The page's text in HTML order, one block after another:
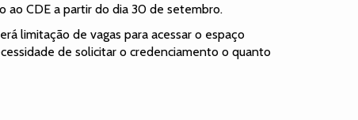
ao CDE a partir do dia 30 de setembro.
limitação de vagas para acessar o espaço
de solicitar o credenciamento o quanto